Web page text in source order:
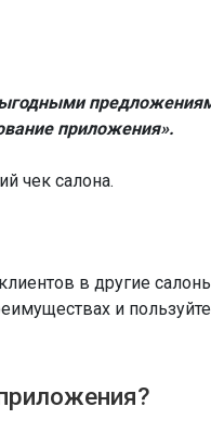
приложения».
чек салона.
в другие
и